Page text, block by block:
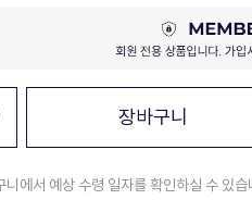
장바구니
니에서 예상 수령 일자를 확인하실 수 있습